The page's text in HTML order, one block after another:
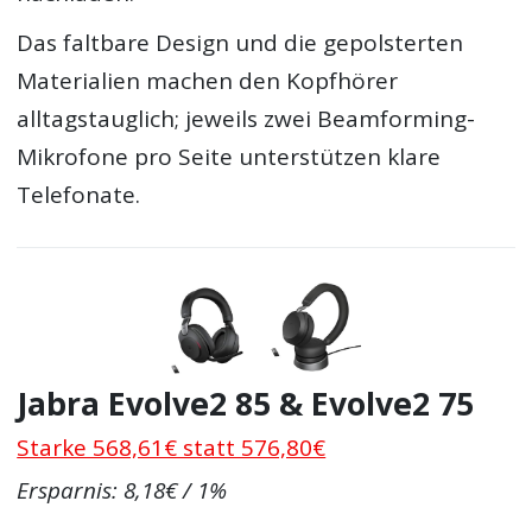
Das faltbare Design und die gepolsterten
Materialien machen den Kopfhörer
alltagstauglich; jeweils zwei Beamforming-
Mikrofone pro Seite unterstützen klare
Telefonate.
Jabra Evolve2 85 & Evolve2 75
Starke 568,61€ statt 576,80€
Ersparnis: 8,18€ / 1%